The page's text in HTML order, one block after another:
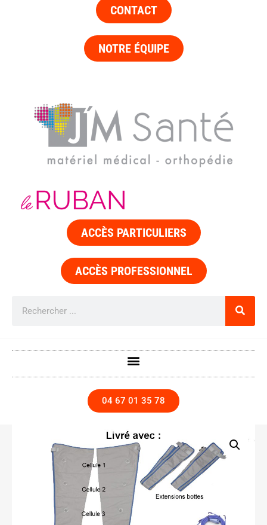
CONTACT
NOTRE ÉQUIPE
ACCÈS PARTICULIERS
ACCÈS PROFESSIONNEL
04 67 01 35 78